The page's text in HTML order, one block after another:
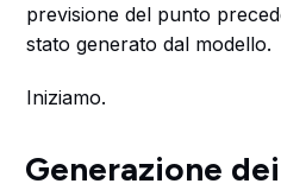
previsione del punto
stato generato dal modello.
Iniziamo.
Generazione